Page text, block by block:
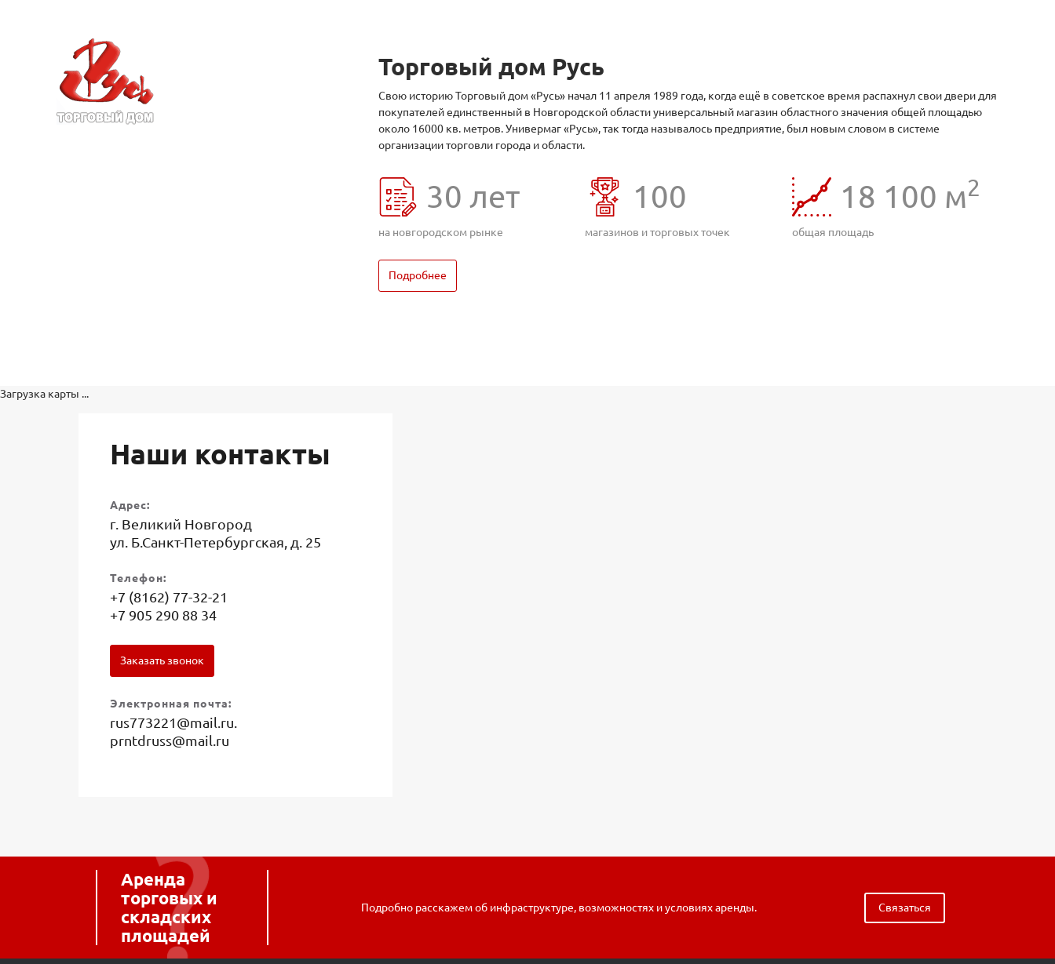
Торговый дом Русь
Свою историю Торговый дом «Русь» начал 11 апреля 1989 года, когда ещё в советское время распахнул свои двери для
покупателей единственный в Новгородской области универсальный магазин областного значения общей площадью
около 16000 кв. метров. Универмаг «Русь», так тогда называлось предприятие, был новым словом в системе
организации торговли города и области.
30 лет
на новгородском рынке
100
магазинов и торговых точек
18 100 м2
общая площадь
Подробнее
Наши контакты
Адрес:
г. Великий Новгород
ул. Б.Санкт-Петербургская, д. 25
Телефон:
+7 (8162) 77-32-21
+7 905 290 88 34
Заказать звонок
Электронная почта:
rus773221@mail.ru.
prntdruss@mail.ru
Загрузка карты ...
Аренда
торговых и
складских
площадей
Подробно расскажем об инфраструктуре, возможностях и условиях аренды. Связаться